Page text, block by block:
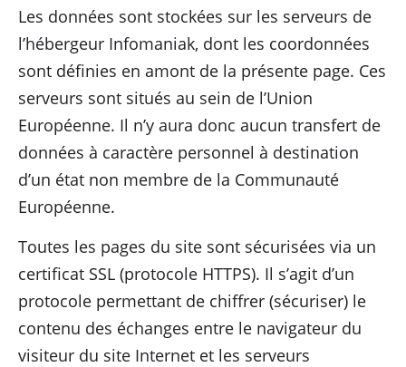
Les données sont stockées sur les serveurs de
l’hébergeur Infomaniak, dont les coordonnées
sont définies en amont de la présente page. Ces
serveurs sont situés au sein de l’Union
Européenne. Il n’y aura donc aucun transfert de
données à caractère personnel à destination
d’un état non membre de la Communauté
Européenne.
Toutes les pages du site sont sécurisées via un
certificat SSL (protocole HTTPS). Il s’agit d’un
protocole permettant de chiffrer (sécuriser) le
contenu des échanges entre le navigateur du
visiteur du site Internet et les serveurs